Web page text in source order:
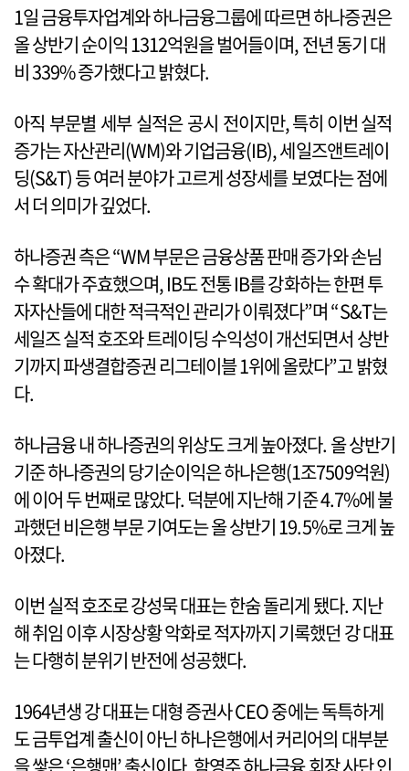
1일 금융투자업계와 하나금융그룹에 따르면 하나증권은
올 상반기 순이익 1312억원을 벌어들이며, 전년 동기 대
비 339% 증가했다고 밝혔다.
아직 부문별 세부 실적은 공시 전이지만, 특히 이번 실적
증가는 자산관리(WM)와 기업금융(IB), 세일즈앤트레이
딩(S&T) 등 여러 분야가 고르게 성장세를 보였다는 점에
서 더 의미가 깊었다.
하나증권 측은 “WM 부문은 금융상품 판매 증가와 손님
수 확대가 주효했으며, IB도 전통 IB를 강화하는 한편 투
자자산들에 대한 적극적인 관리가 이뤄졌다”며 “S&T는
세일즈 실적 호조와 트레이딩 수익성이 개선되면서 상반
기까지 파생결합증권 리그테이블 1위에 올랐다”고 밝혔
다.
하나금융 내 하나증권의 위상도 크게 높아졌다. 올 상반기
기준 하나증권의 당기순이익은 하나은행(1조7509억원)
에 이어 두 번째로 많았다. 덕분에 지난해 기준 4.7%에 불
과했던 비은행 부문 기여도는 올 상반기 19.5%로 크게 높
아졌다.
이번 실적 호조로 강성묵 대표는 한숨 돌리게 됐다. 지난
해 취임 이후 시장상황 악화로 적자까지 기록했던 강 대표
는 다행히 분위기 반전에 성공했다.
1964년생 강 대표는 대형 증권사 CEO 중에는 독특하게
도 금투업계 출신이 아닌 하나은행에서 커리어의 대부분